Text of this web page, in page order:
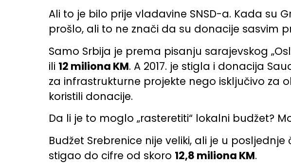
Ali to je bilo prije vladavine SNSD-a. Kada su
prošlo, ali to ne znači da su donacije sasvim
Samo Srbija je prema pisanju sarajevskog
ili 12 miliona KM. A 2017. je stigla i donacija
za infrastrukturne projekte nego isključivo za
koristili donacije.
Da li je to moglo „rasteretiti“ lokalni budžet?
Budžet Srebrenice nije veliki, ali je u
stigao do cifre od skoro 12,8 miliona KM.